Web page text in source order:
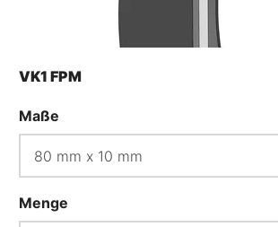
VK1 FPM
Maße
Menge